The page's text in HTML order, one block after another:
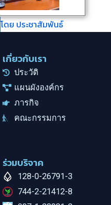
โดย ประชาสัมพันธ์
เกี่ยวกับเรา
ประวัติ
แผนผังองค์กร
ภารกิจ
คณะกรรมการ
ร่วมบริจาค
128-0-26791-3
744-2-21412-8